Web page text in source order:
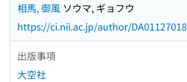
相馬, 御風 ソウマ, ギョフウ
https://ci.nii.ac.jp/author/DA01127018
出版事項
大空社